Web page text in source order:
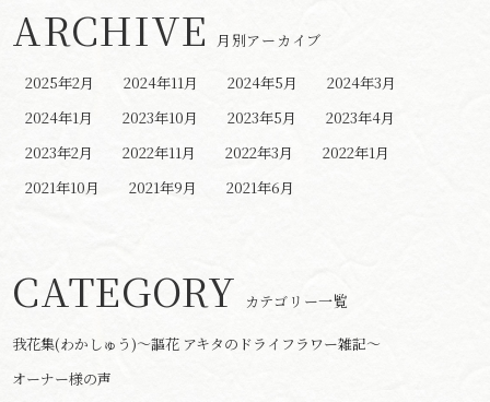
ARCHIVE 月別アーカイブ
2025年2月 2024年11月 2024年5月
2024年3月
2024年1月
2023年10月 2023年5月
2023年4月
2023年2月
2022年11月 2022年3月
2022年1月
2021年10月
2021年9月 2021年6月
CATEGORY カテゴリー一覧
我花集(わかしゅう)～謳花 アキタのドライフラワー雑記～
オーナー様の声